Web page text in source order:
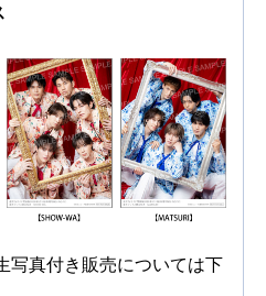
写真付き販売については下